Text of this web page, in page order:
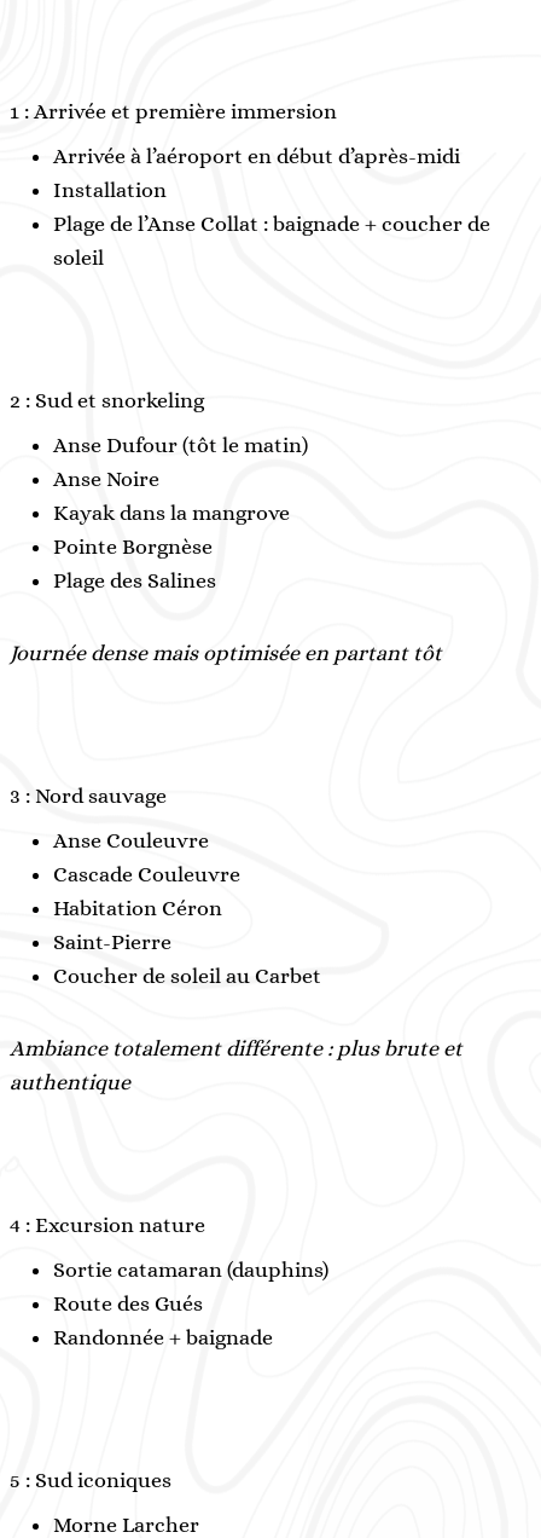
1 : Arrivée et première immersion
Arrivée à l’aéroport en début d’après-midi
Installation
Plage de l’Anse Collat : baignade + coucher de
soleil
2 : Sud et snorkeling
Anse Dufour (tôt le matin)
Anse Noire
Kayak dans la mangrove
Pointe Borgnèse
Plage des Salines
Journée dense mais optimisée en partant tôt
3 : Nord sauvage
Anse Couleuvre
Cascade Couleuvre
Habitation Céron
Saint-Pierre
Coucher de soleil au Carbet
Ambiance totalement différente : plus brute et
authentique
4 : Excursion nature
Sortie catamaran (dauphins)
Route des Gués
Randonnée + baignade
5 : Sud iconiques
Morne Larcher